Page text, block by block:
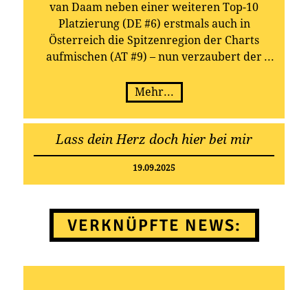
van Daam neben einer weiteren Top-10
Platzierung (DE #6) erstmals auch in
Österreich die Spitzenregion der Charts
aufmischen (AT #9) – nun verzaubert der
einem facettenreichen Mix aus brandneuen
Kompositionen und ausgewählten Klassikern:
Auf seinem neuen Album „Lass dein Herz
doch hier bei mir“ präsentiert van Daam
gleich 14 neue Titel plus 4 Bonustracks, mit
denen er auch seine volkstümliche Seite
Mehr...
Lass dein Herz doch hier bei mir
19.09.2025
VERKNÜPFTE NEWS: